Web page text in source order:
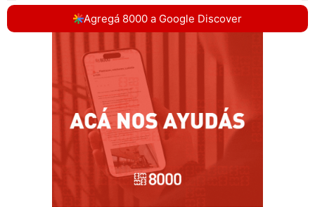
Agregá 8000 a Google Discover